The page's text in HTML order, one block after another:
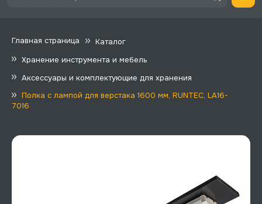
Главная страница
Каталог
Хранение инструмента и мебель
Аксессуары и комплектующие для хранения
Полка с лампой для верстака 1600 мм, RUNTEC, LA16-
7016